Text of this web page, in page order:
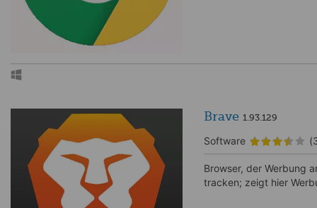
Brave 1.93.129
Software
Browser, der Werbung
tracken; zeigt hier